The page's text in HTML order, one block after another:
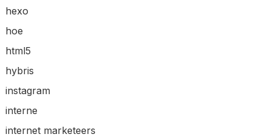
hexo
hoe
html5
hybris
instagram
interne
internet marketeers